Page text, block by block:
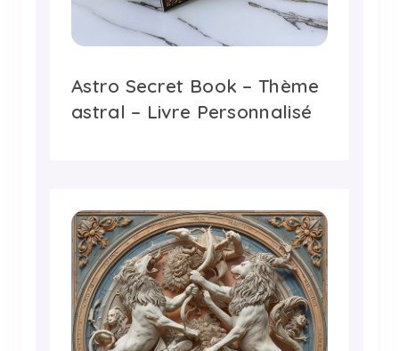
Astro Secret Book – Thème
astral – Livre Personnalisé